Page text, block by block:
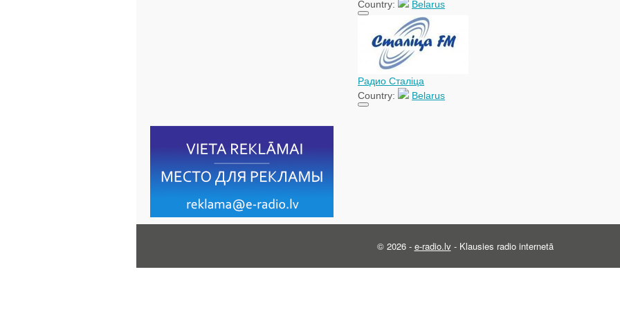
Country:
Belarus
Радио Сталіца
Country:
Belarus
© 2026 - e-radio.lv - Klausies radio internetā